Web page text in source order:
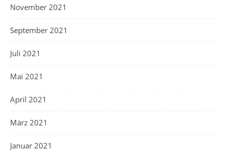
November 2021
September 2021
Juli 2021
Mai 2021
April 2021
März 2021
Januar 2021